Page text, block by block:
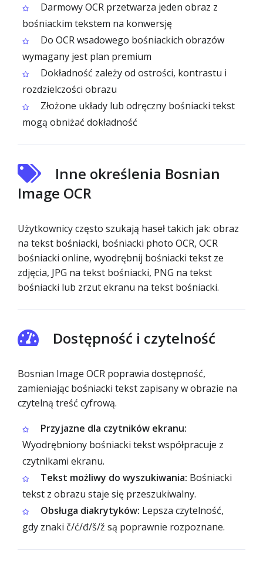
Darmowy OCR przetwarza jeden obraz z
bośniackim tekstem na konwersję
Do OCR wsadowego bośniackich obrazów
wymagany jest plan premium
Dokładność zależy od ostrości, kontrastu i
rozdzielczości obrazu
Złożone układy lub odręczny bośniacki tekst
mogą obniżać dokładność
Inne określenia Bosnian
Image OCR
Użytkownicy często szukają haseł takich jak: obraz
na tekst bośniacki, bośniacki photo OCR, OCR
bośniacki online, wyodrębnij bośniacki tekst ze
zdjęcia, JPG na tekst bośniacki, PNG na tekst
bośniacki lub zrzut ekranu na tekst bośniacki.
Dostępność i czytelność
Bosnian Image OCR poprawia dostępność,
zamieniając bośniacki tekst zapisany w obrazie na
czytelną treść cyfrową.
Przyjazne dla czytników ekranu:
Wyodrębniony bośniacki tekst współpracuje z
czytnikami ekranu.
Tekst możliwy do wyszukiwania: Bośniacki
tekst z obrazu staje się przeszukiwalny.
Obsługa diakrytyków: Lepsza czytelność,
gdy znaki č/ć/đ/š/ž są poprawnie rozpoznane.